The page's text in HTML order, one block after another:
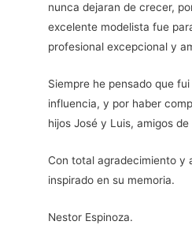
nunca dejaran de crecer,
excelente modelista fue
profesional excepcional y
Siempre he pensado que
influencia, y por haber
hijos José y Luis, amigos
Con total agradecimiento y
inspirado en su memoria.
Nestor Espinoza.